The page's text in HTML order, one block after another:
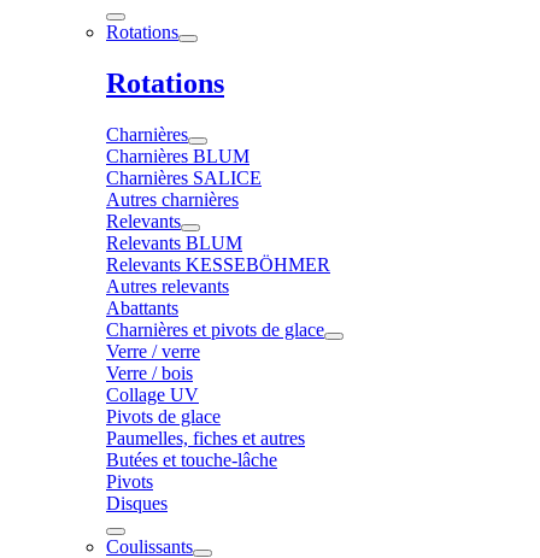
Rotations
Rotations
Charnières
Charnières BLUM
Charnières SALICE
Autres charnières
Relevants
Relevants BLUM
Relevants KESSEBÖHMER
Autres relevants
Abattants
Charnières et pivots de glace
Verre / verre
Verre / bois
Collage UV
Pivots de glace
Paumelles, fiches et autres
Butées et touche-lâche
Pivots
Disques
Coulissants